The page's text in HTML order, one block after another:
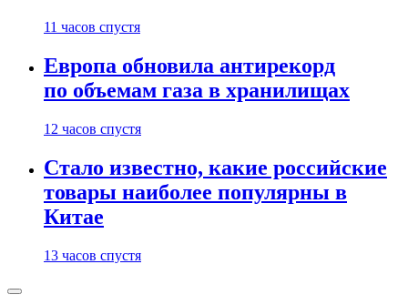
11 часов спустя
Европа обновила антирекорд
по объемам газа в хранилищах
12 часов спустя
Стало известно, какие российские
товары наиболее популярны в
Китае
13 часов спустя